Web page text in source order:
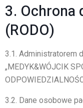
3. Ochrona
(RODO)
3.1. Administratorem
„MEDYK&WÓJCIK
3.2. Dane osobowe